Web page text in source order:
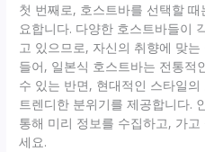
첫 번째로, 호스트바를 선택할
요합니다. 다양한 호스트바들이
고 있으므로, 자신의 취향에 맞
들어, 일본식 호스트바는 전통적
수 있는 반면, 현대적인 스타일
트렌디한 분위기를 제공합니다.
통해 미리 정보를 수집하고, 가
세요.